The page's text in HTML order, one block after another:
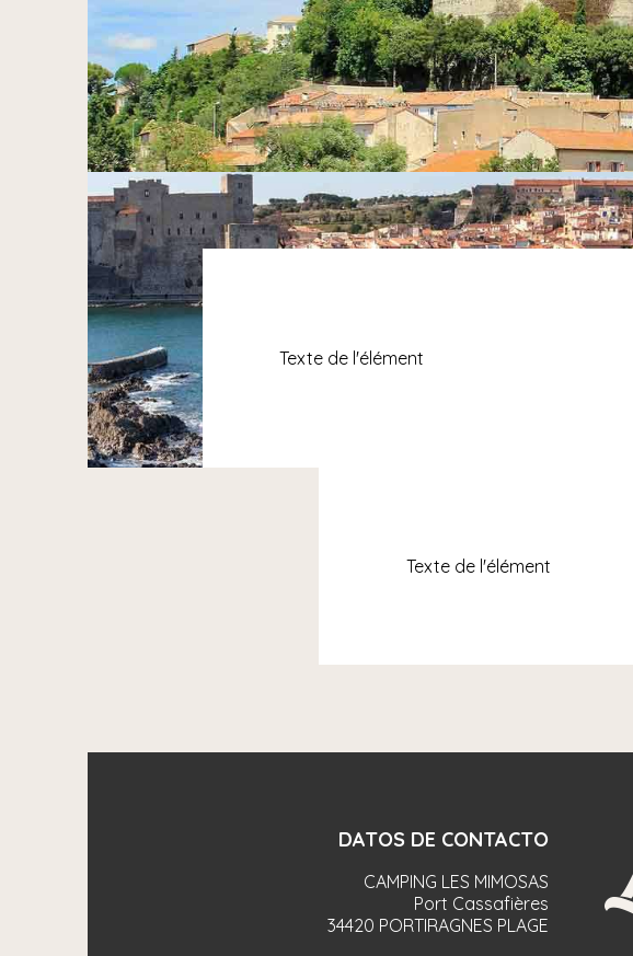
Texte de l'élément
Texte de l'élément
DATOS DE CONTACTO
CAMPING LES MIMOSAS
Port Cassafières
34420 PORTIRAGNES PLAGE